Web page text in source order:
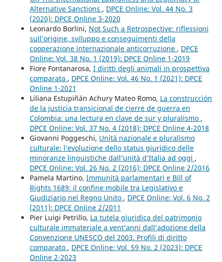
Alternative Sanctions , DPCE Online: Vol. 44 No. 3
(2020): DPCE Online 3-2020
Leonardo Borlini, Not Such a Retrospective: riflessioni
sull’origine, sviluppo e conseguimenti della
cooperazione internazionale anticorruzione , DPCE
Online: Vol. 38 No. 1 (2019): DPCE Online 1-2019
Fiore Fontanarosa, I diritti degli animali in prospettiva
comparata , DPCE Online: Vol. 46 No. 1 (2021): DPCE
Online 1-2021
Liliana Estupiñán Achury Mateo Romo, La construcción
de la justicia transicional de cierre de guerra en
Colombia: una lectura en clave de sur y pluralismo ,
DPCE Online: Vol. 37 No. 4 (2018): DPCE Online 4-2018
Giovanni Poggeschi, Unità nazionale e pluralismo
culturale: l’evoluzione dello status giuridico delle
minoranze linguistiche dall’unità d’Italia ad oggi ,
DPCE Online: Vol. 26 No. 2 (2016): DPCE Online 2/2016
Pamela Martino, Immunità parlamentari e Bill of
Rights 1689: il confine mobile tra Legislativo e
Giudiziario nel Regno Unito , DPCE Online: Vol. 6 No. 2
(2011): DPCE Online 2/2011
Pier Luigi Petrillo, La tutela giuridica del patrimonio
culturale immateriale a vent’anni dall’adozione della
Convenzione UNESCO del 2003. Profili di diritto
comparato , DPCE Online: Vol. 59 No. 2 (2023): DPCE
Online 2-2023